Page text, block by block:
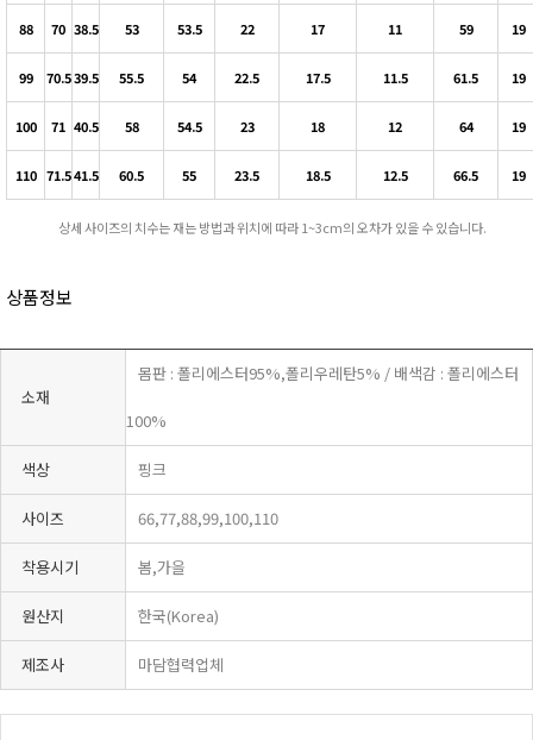
88 70 38.5 53 53.5 22 17 11 59 19
99 70.539.5 55.5 54 22.5 17.5 11.5 61.5 19
100 71 40.5 58 54.5 23 18 12 64 19
110 71.541.5 60.5 55 23.5 18.5 12.5 66.5 19
상세 사이즈의 치수는 재는 방법과 위치에 따라 1~3cm의 오차가 있을 수 있습니다.
상품정보
소재
몸판 : 폴리에스터95%,폴리우레탄5% / 배색감 : 폴리에스터
100%
색상 핑크
사이즈 66,77,88,99,100,110
착용시기 봄,가을
원산지 한국(Korea)
제조사 마담협력업체